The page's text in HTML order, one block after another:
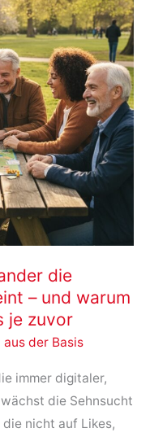
die
– und warum
je zuvor
aus der Basis
immer digitaler,
die Sehnsucht
nicht auf Likes,